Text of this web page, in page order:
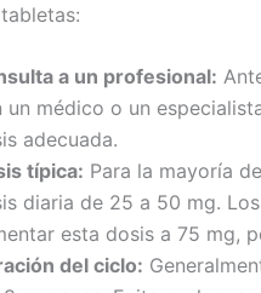
a un profesional:
un médico o un
adecuada.
típica: Para la mayoría
diaria de 25 a 50 mg.
esta dosis a 75 mg,
del ciclo: